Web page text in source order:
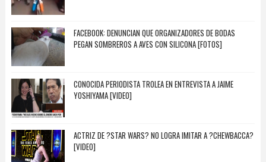
FACEBOOK: DENUNCIAN QUE ORGANIZADORES DE BODAS
PEGAN SOMBREROS A AVES CON SILICONA [FOTOS]
CONOCIDA PERIODISTA TROLEA EN ENTREVISTA A JAIME
YOSHIYAMA [VIDEO]
ACTRIZ DE ?STAR WARS? NO LOGRA IMITAR A ?CHEWBACCA?
[VIDEO]